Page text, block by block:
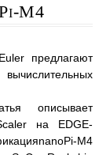
M4
предлагают
описывает
на EDGE-
M4